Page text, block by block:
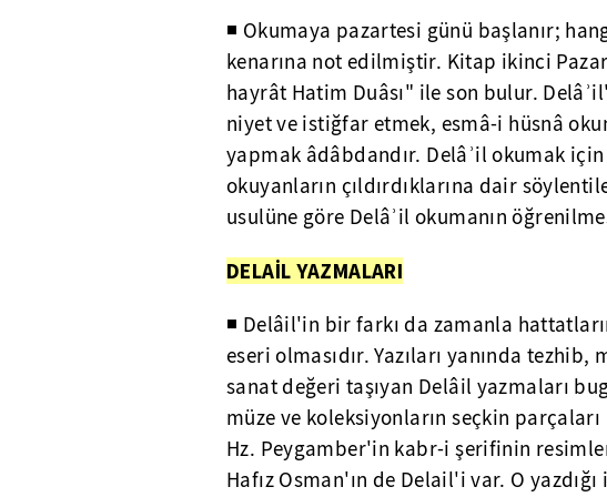
◾ Okumaya pazartesi günü başlanır;
kenarına not edilmiştir. Kitap ikinci
hayrât Hatim Duâsı" ile son bulur.
niyet ve istiğfar etmek, esmâ-i hüsnâ
yapmak âdâbdandır. Delâʾil okumak
okuyanların çıldırdıklarına dair
usulüne göre Delâʾil okumanın
DELAİL YAZMALARI
◾ Delâil'in bir farkı da zamanla
eseri olmasıdır. Yazıları yanında
sanat değeri taşıyan Delâil yazmaları
müze ve koleksiyonların seçkin
Hz. Peygamber'in kabr-i şerifinin
Hafız Osman'ın de Delail'i var. O